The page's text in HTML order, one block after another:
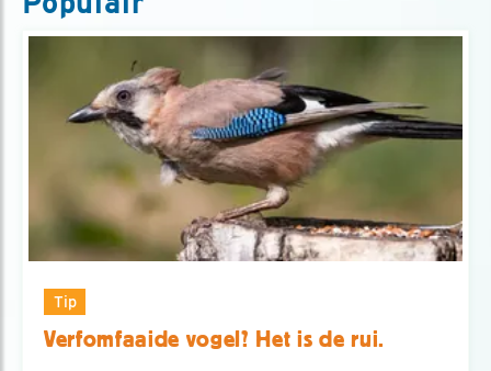
Tip
Verfomfaaide vogel? Het is de rui.